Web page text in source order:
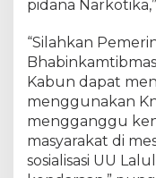
pidana
“Silahkan
Kabun dapat
menggunakan
mengganggu
masyarakat di
sosialisasi UU